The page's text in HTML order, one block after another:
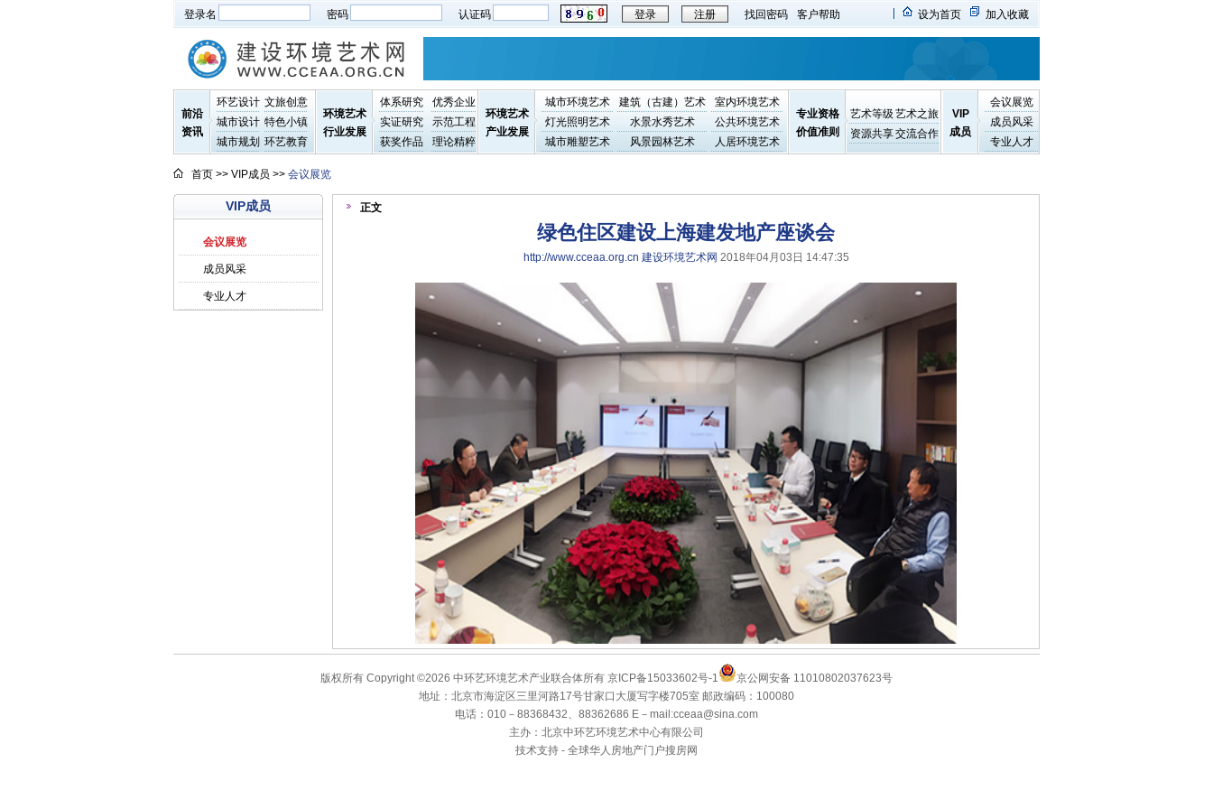
登录名 密码 认证码 登录 注册 找回密码 客户帮助 设为首页 加入收藏
前沿
资讯
环艺设计 文旅创意
城市设计 特色小镇
城市规划 环艺教育
环境艺术
行业发展
体系研究
优秀企业
实证研究
示范工程
获奖作品
理论精粹
环境艺术
产业发展
城市环境艺术 建筑（古建）艺术
室内环境艺术
灯光照明艺术
水景水秀艺术
公共环境艺术
城市雕塑艺术
风景园林艺术 人居环境艺术
专业资格
价值准则
艺术等级 艺术之旅
资源共享交流合作
VIP
成员
会议展览
成员风采
专业人才
首页 >> VIP成员 >> 会议展览
VIP成员
会议展览
成员风采
专业人才
正文
绿色住区建设上海建发地产座谈会
http://www.cceaa.org.cn 建设环境艺术网 2018年04月03日 14:47:35
版权所有 Copyright ©2026 中环艺环境艺术产业联合体所有 京ICP备15033602号-1
京公网安备 11010802037623号
地址：北京市海淀区三里河路17号甘家口大厦写字楼705室 邮政编码：100080
电话：010－88368432、88362686 E－mail:cceaa@sina.com
主办：北京中环艺环境艺术中心有限公司
技术支持 - 全球华人房地产门户搜房网